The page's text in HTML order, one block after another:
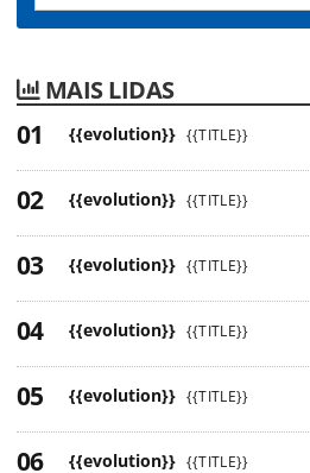
MAIS LIDAS
{{evolution}} {{TITLE}}
{{evolution}} {{TITLE}}
{{evolution}} {{TITLE}}
{{evolution}} {{TITLE}}
{{evolution}} {{TITLE}}
{{evolution}} {{TITLE}}